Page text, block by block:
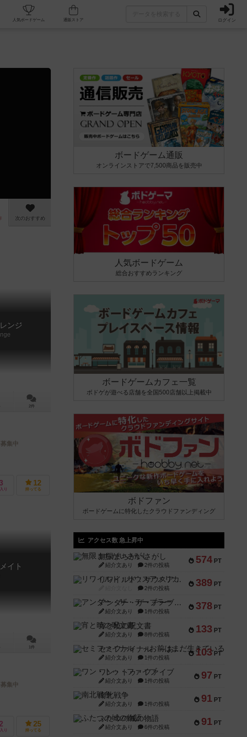
カフェ/店舗 人気ボードゲーム ログイン
次のおすすめ
ンジ
2件
集中
3
り
12
持ってる
イト
1件
集中
り
25
持ってる
ボードゲーム通販
オンラインストアで7,500商品を販売中
人気ボードゲーム
総合おすすめランキング
ボードゲームカフェ一覧
ボドゲが遊べる店舗を全国500店舗以上掲載中
ボドファン
ボードゲームに特化したクラウドファンディング
アクセス数 急上昇中
574 PT
無限まちがいさがし
紹介文あり 2件の投稿
389 PT
リワイルド：サウスアメリカ
2件の投稿
378 PT
アンダー・ザ・テーブラー
紹介文あり 1件の投稿
133 PT
宵と暁の呪文書
紹介文あり 8件の投稿
103 PT
セミファイナル ～お前はまだ生きている～
紹介文あり 1件の投稿
97 PT
ワン・トゥ・ファイブ
紹介文あり 1件の投稿
91 PT
南北戦争
紹介文あり 1件の投稿
91 PT
ふたつの城の物語
紹介文あり 6件の投稿